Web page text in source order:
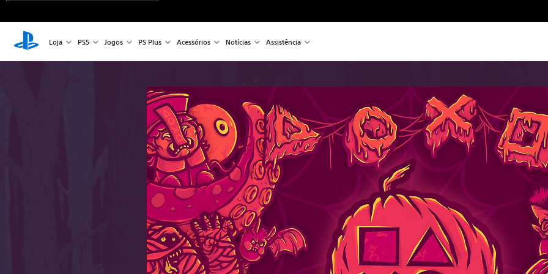
Loja PS5 Jogos PS Plus Acessórios Notícias Assistência